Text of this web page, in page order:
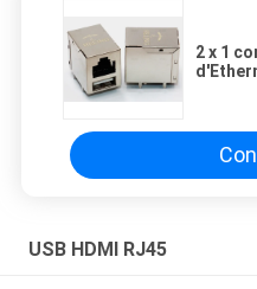
2 x 1
USB HDMI RJ45